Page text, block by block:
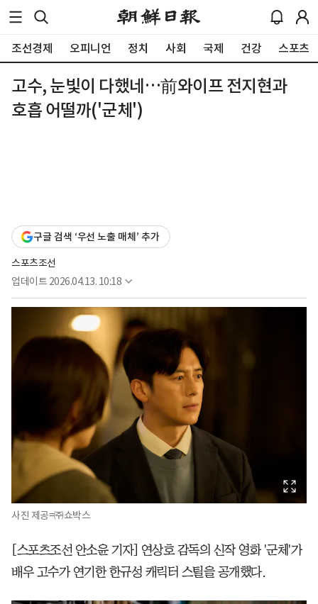
조선경제 오피니언 정치 사회 국제 건강 스포츠
고수, 눈빛이 다했네…前와이프 전지현과
호흡 어떨까('군체')
구글 검색 ‘우선 노출 매체’ 추가
스포츠조선
업데이트 2026.04.13. 10:18
사진 제공=㈜쇼박스
[스포츠조선 안소윤 기자] 연상호 감독의 신작 영화 '군체'가
배우 고수가 연기한 한규성 캐릭터 스틸을 공개했다.